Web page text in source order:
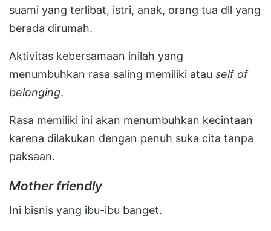
suami yang terlibat, istri, anak, orang tua dll yang
berada dirumah.
Aktivitas kebersamaan inilah yang
menumbuhkan rasa saling memiliki atau self of
belonging.
Rasa memiliki ini akan menumbuhkan kecintaan
karena dilakukan dengan penuh suka cita tanpa
paksaan.
Mother friendly
Ini bisnis yang ibu-ibu banget.